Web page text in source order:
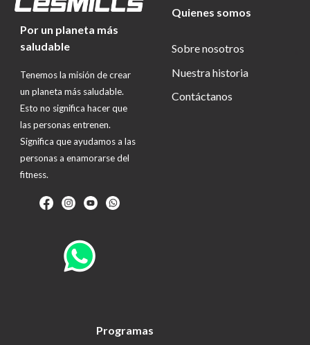
Por un planeta más
saludable
Tenemos la misión de crear
un planeta más saludable.
Esto no significa hacer que
las personas entrenen.
Significa que ayudamos a las
personas a enamorarse del
fitness.
Quienes somos
Sobre nosotros
Nuestra historia
Contáctanos
Programas